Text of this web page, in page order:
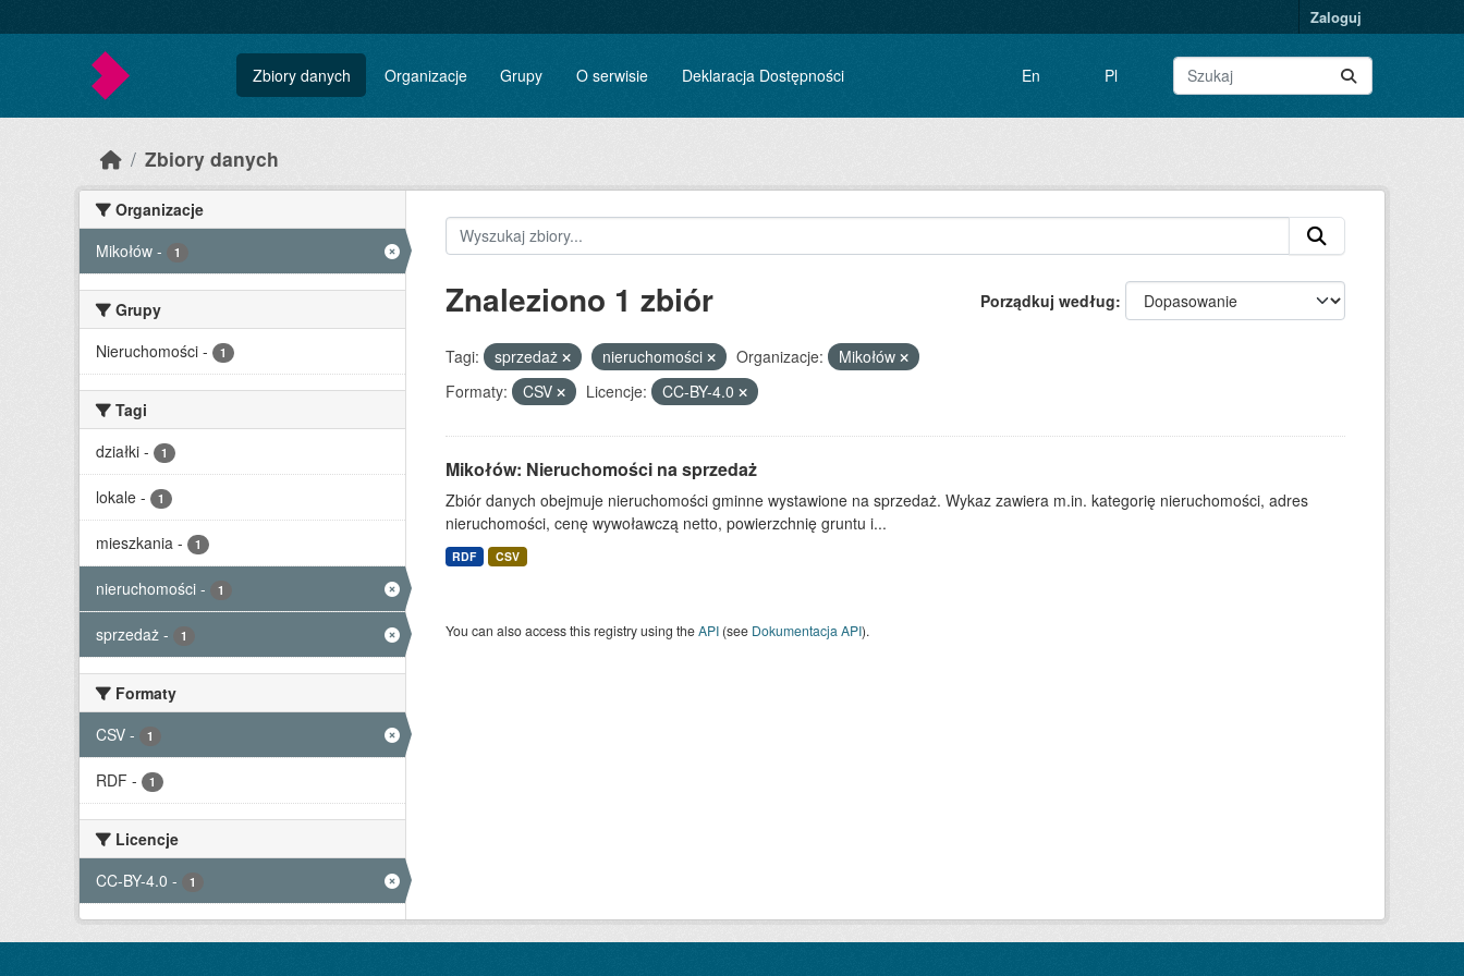
Zaloguj
Zbiory danych Organizacje Grupy O serwisie Deklaracja Dostępności En Pl
Zbiory danych
Organizacje
Mikołów - 1
Grupy
Nieruchomości - 1
Tagi
działki - 1
lokale - 1
mieszkania - 1
nieruchomości - 1
sprzedaż - 1
Formaty
CSV - 1
RDF - 1
Licencje
CC-BY-4.0 - 1
Porządkuj według
Znaleziono 1 zbiór
Tagi: sprzedaż nieruchomości Organizacje:
Mikołów
Formaty:
CSV Licencje: CC-BY-4.0
Mikołów: Nieruchomości na sprzedaż
Zbiór danych obejmuje nieruchomości gminne wystawione na sprzedaż. Wykaz zawiera m.in. kategorię nieruchomości, adres
nieruchomości, cenę wywoławczą netto, powierzchnię gruntu i...
RDF CSV
You can also access this registry using theAPI(see Dokumentacja API).